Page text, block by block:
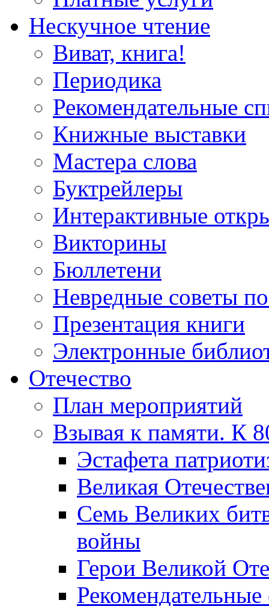
Нескучное чтение
Виват, книга!
Периодика
Рекомендательные
Книжные выставки
Мастера слова
Буктрейлеры
Интерактивные
Викторины
Бюллетени
Невредные советы
Презентация книги
Электронные
Отечество
План мероприятий
Взывая к памяти. К
Эcтафета
Великая
Семь Великих
войны
Герои Великой
Рекомендательные